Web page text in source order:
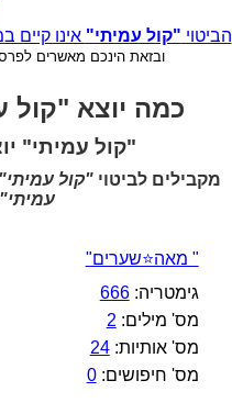
הביטוי "קול עמיתי" אינו קיים
ובזאת הינכם מאשרים
כמה יוצא "קול
"קול עמיתי" יוצא 666
מקבילים לביטוי "קול עמיתי"
" מאה⭐שערים"
גימטריה:666
מס' מילים: 2
מס' אותיות:24
מס' חיפושים:0